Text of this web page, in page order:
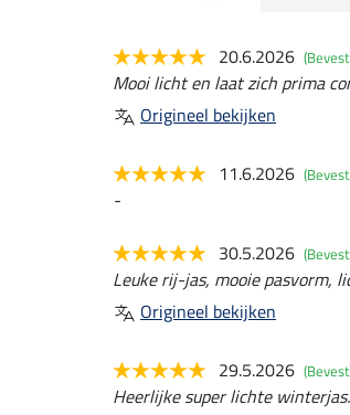
20.6.2026
Mooi licht en laat zich prima
Origineel bekijken
11.6.2026
-
30.5.2026
Leuke rij-jas, mooie pasvorm,
Origineel bekijken
29.5.2026
Heerlijke super lichte